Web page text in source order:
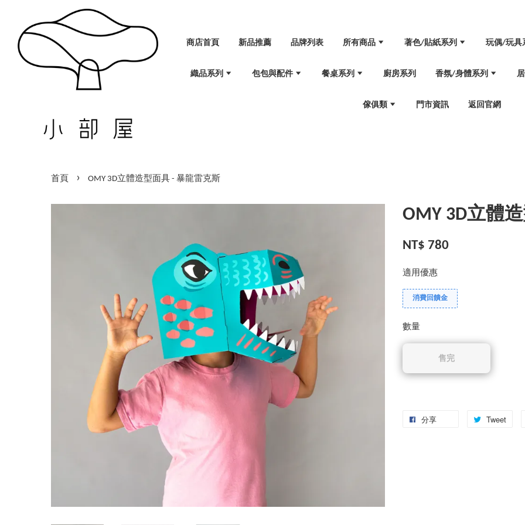
商店首頁 新品推薦 品牌列表 所有商品 著色/貼紙系列 玩偶/玩具
織品系列 包包與配件 餐桌系列 廚房系列 香氛/身體系列
傢俱類 門市資訊 返回官網
首頁 › OMY 3D立體造型面具 - 暴龍雷克斯
OMY 3D立體
NT$ 780
適用優惠
消費回饋金
數量
售完
分享 Tweet